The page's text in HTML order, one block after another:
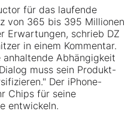
für das laufende
von 365 bis 395 Millionen
Erwartungen, schrieb DZ
in einem Kommentar.
Abhängigkeit
muss sein Produkt-
Der iPhone-
Chips für seine
entwickeln.